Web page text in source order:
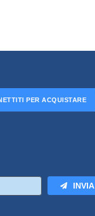
PER ACQUISTARE
INVIA